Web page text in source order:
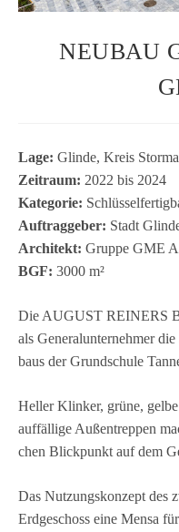
NEUBAU
Lage: Glinde, Kreis
Zeit­raum: 2022 bis 2024
Kate­go­rie:
Auf­trag­ge­ber: Stadt
Archi­tekt: Gruppe GME
BGF: 3000 m²
Die AUGUST REINERS
als Gene­ral­un­ter­neh­mer
baus der Grund­schule
Hel­ler Klin­ker, grüne,
auf­fäl­lige Außen­trep­pen
chen Blick­punkt auf dem
Das Nut­zungs­kon­zept des
Erd­ge­schoss eine Mensa